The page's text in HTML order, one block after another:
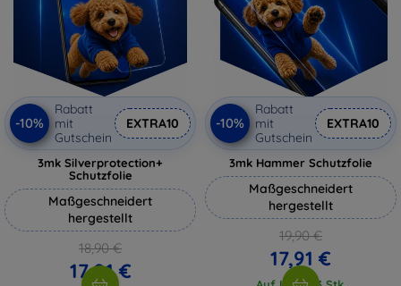
-10%
Rabatt
mit
Gutschein
EXTRA10
3mk Silverprotection+
Schutzfolie
Maßgeschneidert
hergestellt
18,90 €
17,01 €
-10%
Rabatt
mit
Gutschein
EXTRA10
3mk Hammer Schutzfolie
Maßgeschneidert
hergestellt
19,90 €
17,91 €